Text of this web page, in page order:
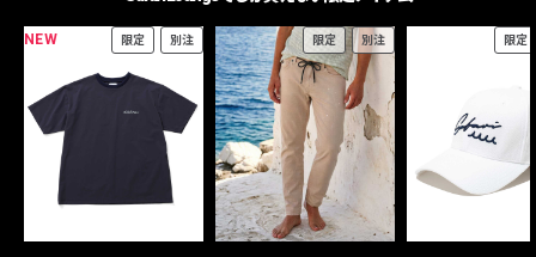
NEW 限定 別注 限定 別注 限定